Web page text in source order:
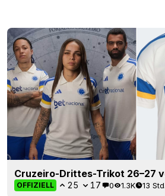
Cruzeiro-Drittes-Trikot 26–27
OFFIZIELL 25 17 0 1.3K 13 Std.